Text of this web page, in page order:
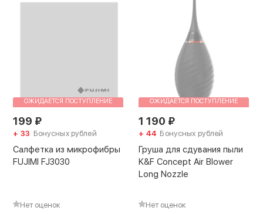
ОЖИДАЕТСЯ ПОСТУПЛЕНИЕ
199 ₽
+ 33 Бонусных рублей
Салфетка из микрофибры
FUJIMI FJ3030
Нет оценок
ОЖИДАЕТСЯ ПОСТУПЛЕНИЕ
1 190 ₽
+ 44 Бонусных рублей
Груша для сдувания пыли
K&F Concept Air Blower
Long Nozzle
Нет оценок